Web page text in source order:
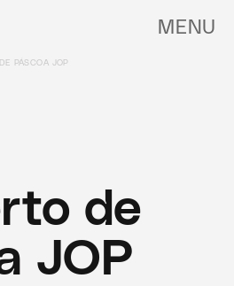
MENU
PÁSCOA JOP
de
JOP